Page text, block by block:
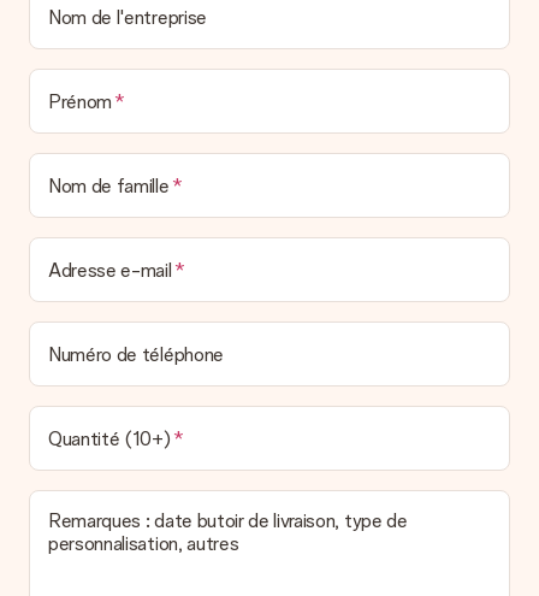
Nom de l'entreprise
Prénom
Nom de famille
Adresse e-mail
Numéro de téléphone
Quantité (10+)
Remarques : date butoir de livraison, type de
personnalisation, autres